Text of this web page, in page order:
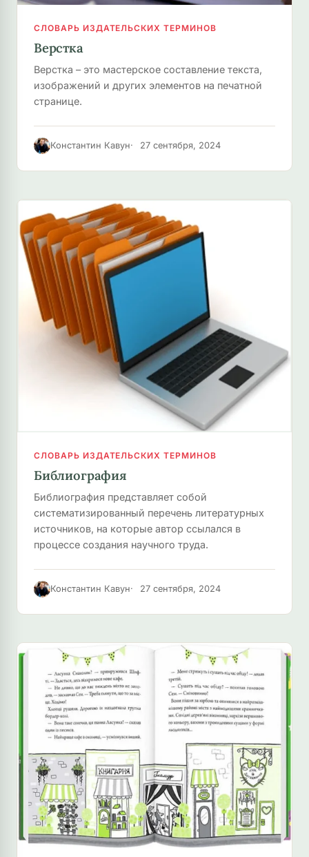
СЛОВАРЬ ИЗДАТЕЛЬСКИХ ТЕРМИНОВ
Верстка
Верстка – это мастерское составление текста,
изображений и других элементов на печатной
странице.
Константин Кавун 27 сентября, 2024
СЛОВАРЬ ИЗДАТЕЛЬСКИХ ТЕРМИНОВ
Библиография
Библиография представляет собой
систематизированный перечень литературных
источников, на которые автор ссылался в
процессе создания научного труда.
Константин Кавун 27 сентября, 2024